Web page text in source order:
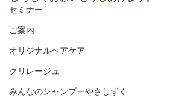
セミナー
ご案内
オリジナルヘアケア
クリレージュ
みんなのシャンプーやさしずく